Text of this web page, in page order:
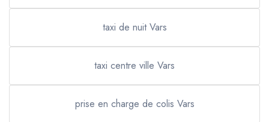
taxi de nuit Vars
taxi centre ville Vars
prise en charge de colis Vars